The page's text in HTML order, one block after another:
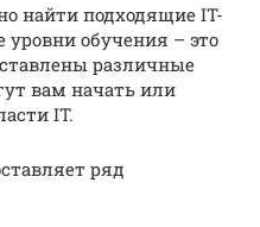
найти подходящие IT-
обучения – это
различные
вам начать или
IT.
ряд